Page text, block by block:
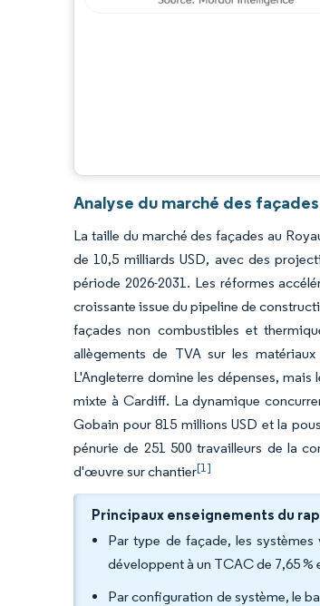
Analyse du marché des
La taille du marché des façades au
de 10,5 milliards USD, avec des
période 2026-2031. Les réformes
croissante issue du pipeline de
façades non combustibles et
allègements de TVA sur les
L'Angleterre domine les dépenses,
mixte à Cardiff. La dynamique
Gobain pour 815 millions USD et la
pénurie de 251 500 travailleurs de la
d'œuvre sur chantier[1]
Principaux enseignements du
Par type de façade, les
développent à un TCAC de 7,65 %
Par configuration de système, le